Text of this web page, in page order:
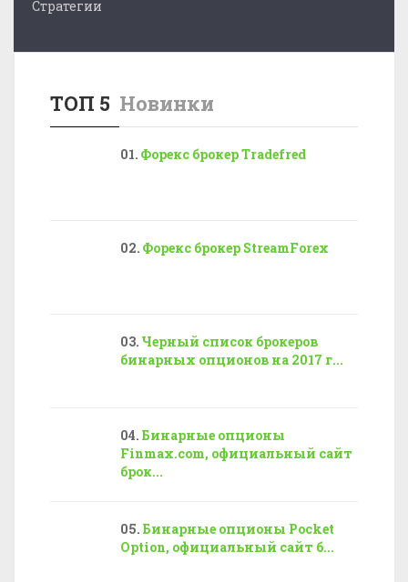
Стратегии
ТОП 5 Новинки
Форекс брокер Tradefred
Форекс брокер StreamForex
Черный список брокеров
бинарных опционов на 2017 г...
Бинарные опционы
Finmax.com, официальный сайт
брок...
Бинарные опционы Pocket
Option, официальный сайт б...